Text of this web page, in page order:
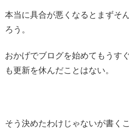
本当に具合が悪くなるとまずそ
ろう。
おかげでブログを始めてもうす
も更新を休んだことはない。
そう決めたわけじゃないが書く